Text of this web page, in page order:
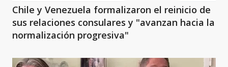
Chile y Venezuela formalizaron el reinicio de
sus relaciones consulares y "avanzan hacia la
normalización progresiva"